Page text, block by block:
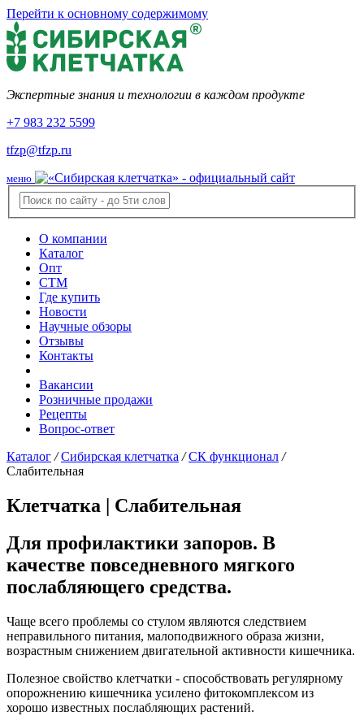
Перейти к основному содержимому
Экспертные знания и технологии в каждом продукте
+7 983 232 5599
tfzp@tfzp.ru
меню
О компании
Каталог
Опт
СТМ
Где купить
Новости
Научные обзоры
Отзывы
Контакты
Вакансии
Розничные продажи
Рецепты
Вопрос-ответ
Каталог / Сибирская клетчатка / СК функционал /
Слабительная
Клетчатка | Слабительная
Для профилактики запоров. В
качестве повседневного мягкого
послабляющего средства.
Чаще всего проблемы со стулом являются следствием
неправильного питания, малоподвижного образа жизни,
возрастным снижением двигательной активности кишечника.
Полезное свойство клетчатки - способствовать регулярному
опорожнению кишечника усилено фитокомплексом из
хорошо известных послабляющих растений.